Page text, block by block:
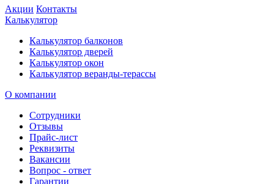
Акции Контакты
Калькулятор
Калькулятор балконов
Калькулятор дверей
Калькулятор окон
Калькулятор веранды-терассы
О компании
Сотрудники
Отзывы
Прайс-лист
Реквизиты
Вакансии
Вопрос - ответ
Гарантии